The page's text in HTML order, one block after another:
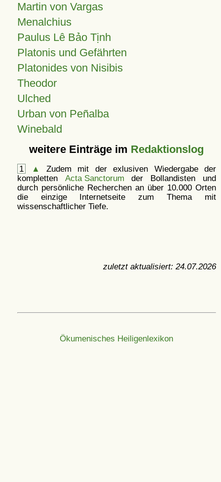
Martin von Vargas
Menalchius
Paulus Lê Bảo Tịnh
Platonis und Gefährten
Platonides von Nisibis
Theodor
Ulched
Urban von Peñalba
Winebald
weitere Einträge im Redaktionslog
1 ▲
Zudem mit der exlusiven Wiedergabe der
kompletten Acta Sanctorum der Bollandisten und
durch persönliche Recherchen an über 10.000 Orten
die einzige Internetseite zum Thema mit
wissenschaftlicher Tiefe.
zuletzt aktualisiert: 24.07.2026
Ökumenisches Heiligenlexikon